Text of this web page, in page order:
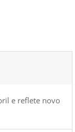
e reflete novo